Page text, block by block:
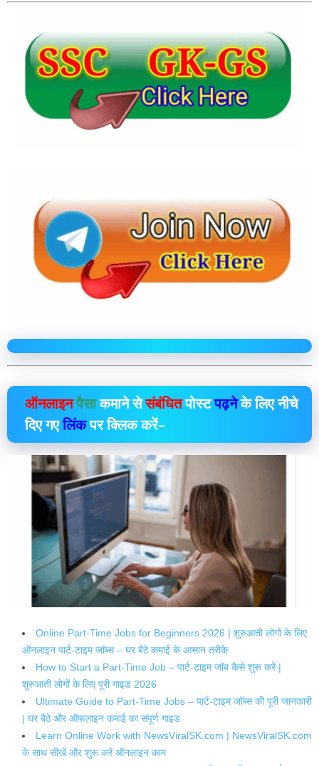
ऑनलाइनपैसाकमाने सेसंबंधितपोस्टपढ़नेके लिए नीचे
दिए गएलिंकपर क्लिक करें–
Online Part-Time Jobs for Beginners 2026 | शुरुआती लोगों के लिए
ऑनलाइन पार्ट-टाइम जॉब्स – घर बैठे कमाई के आसान तरीके
How to Start a Part-Time Job – पार्ट-टाइम जॉब कैसे शुरू करें |
शुरुआती लोगों के लिए पूरी गाइड 2026
Ultimate Guide to Part-Time Jobs – पार्ट-टाइम जॉब्स की पूरी जानकारी
| घर बैठे और ऑफलाइन कमाई का संपूर्ण गाइड
Learn Online Work with NewsViralSK.com | NewsViralSK.com
के साथ सीखें और शुरू करें ऑनलाइन काम